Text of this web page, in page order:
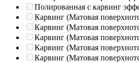
Полированная c карвинг
Карвинг (Матовая
Карвинг (Матовая
Карвинг (Матовая
Карвинг (Матовая
Карвинг (Матовая